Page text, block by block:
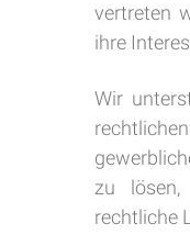
vertreten
ihre
Wir
zu
rechtliche